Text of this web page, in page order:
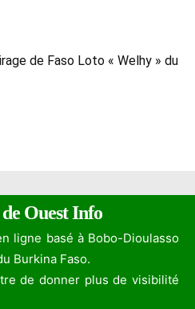
de Faso Loto « Welhy » du
Ouest Info
ligne basé à Bobo-Dioulasso
Burkina Faso.
de donner plus de visibilité